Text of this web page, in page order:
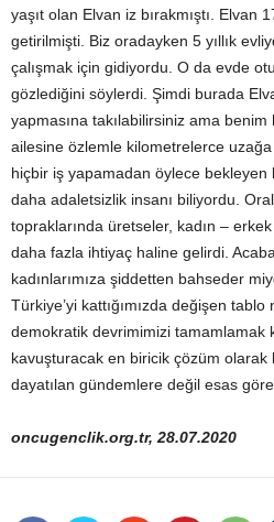
yaşıt olan Elvan iz bırakmıştı. Elvan
getirilmişti. Biz oradayken 5 yıllık
çalışmak için gidiyordu. O da evde
gözlediğini söylerdi. Şimdi burada
yapmasına takılabilirsiniz ama
ailesine özlemle kilometrelerce
hiçbir iş yapamadan öylece bekleyen
daha adaletsizlik insanı biliyordu.
topraklarında üretseler, kadın –
daha fazla ihtiyaç haline gelirdi.
kadınlarımıza şiddetten bahseder
Türkiye’yi kattığımızda değişen
demokratik devrimimizi tamamlamak
kavuşturacak en biricik çözüm olarak
dayatılan gündemlere değil esas
oncugenclik.org.tr, 28.07.2020